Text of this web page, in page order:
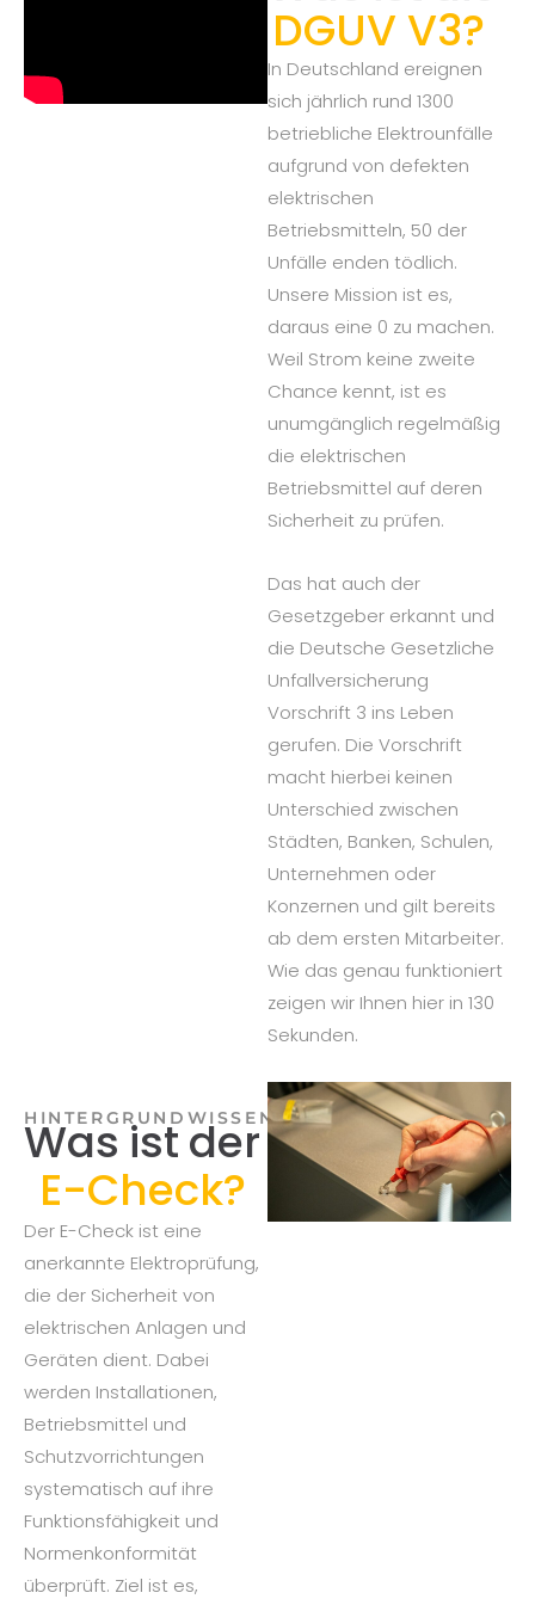
DGUV V3?
In Deutschland ereignen
sich jährlich rund 1300
betriebliche Elektrounfälle
aufgrund von defekten
elektrischen
Betriebsmitteln, 50 der
Unfälle enden tödlich.
Unsere Mission ist es,
daraus eine 0 zu machen.
Weil Strom keine zweite
Chance kennt, ist es
unumgänglich regelmäßig
die elektrischen
Betriebsmittel auf deren
Sicherheit zu prüfen.
Das hat auch der
Gesetzgeber erkannt und
die Deutsche Gesetzliche
Unfallversicherung
Vorschrift 3 ins Leben
gerufen. Die Vorschrift
macht hierbei keinen
Unterschied zwischen
Städten, Banken, Schulen,
Unternehmen oder
Konzernen und gilt bereits
ab dem ersten Mitarbeiter.
Wie das genau funktioniert
zeigen wir Ihnen hier in 130
Sekunden.
HINTERGRUNDWISSEN
Was ist der
E-Check?
Der E-Check ist eine
anerkannte Elektroprüfung,
die der Sicherheit von
elektrischen Anlagen und
Geräten dient. Dabei
werden Installationen,
Betriebsmittel und
Schutzvorrichtungen
systematisch auf ihre
Funktionsfähigkeit und
Normenkonformität
überprüft. Ziel ist es,